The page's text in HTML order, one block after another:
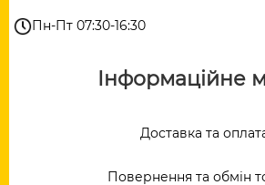
Пн-Пт 07:30-16:30
Інформаційне
Доставка та
Повернення та обмін